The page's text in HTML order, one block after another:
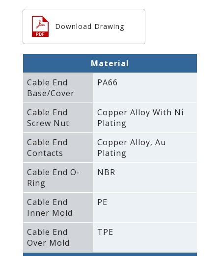
Download Drawing
Material
Cable End
Base/Cover
PA66
Cable End
Screw Nut
Copper Alloy With Ni
Plating
Cable End
Contacts
Copper Alloy‚ Au
Plating
Cable End O-
Ring
NBR
Cable End
Inner Mold
PE
Cable End
Over Mold
TPE